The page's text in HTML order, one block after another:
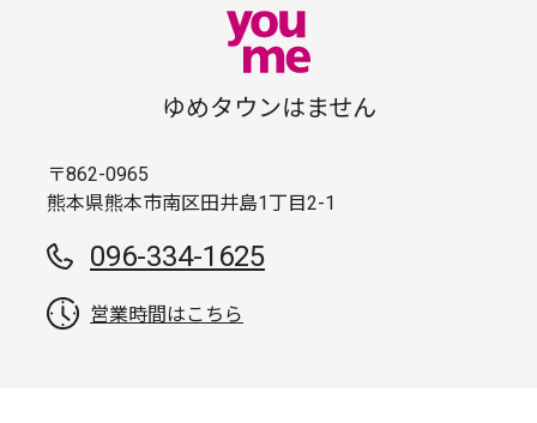
ゆめタウンはません
〒862-0965
熊本県熊本市南区田井島1丁目2-1
096-334-1625
営業時間はこちら